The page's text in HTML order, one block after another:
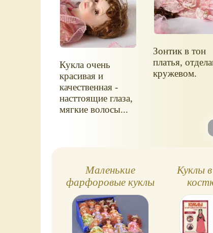
Кукла очень
красивая и
качественная -
насттоящие глаза,
мягкие волосы...
Зонтик в тон
платья,
кружевом.
Маленькие
фарфоровые куклы
(продажа)
Куклы